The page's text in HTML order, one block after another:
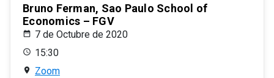
Bruno Ferman, Sao Paulo School of
Economics – FGV
7 de Octubre de 2020
15:30
Zoom